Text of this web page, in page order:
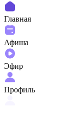
Главная
Афиша
Эфир
Профиль